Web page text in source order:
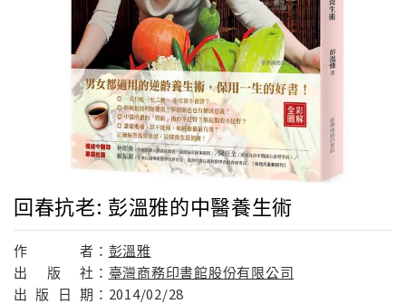
回春抗老: 彭溫雅的中醫養生術
作 者： 彭溫雅
出
版 社： 臺灣商務印書館股份有限公司
出 版 日 期： 2014/02/28